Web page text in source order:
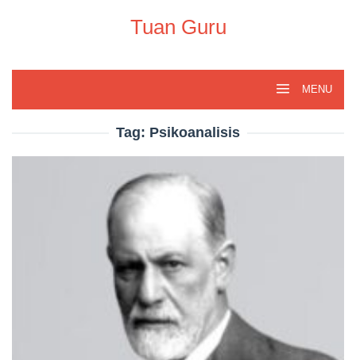
Tuan Guru
MENU
Tag: Psikoanalisis